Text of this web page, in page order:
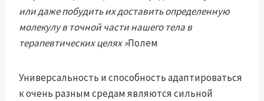
или даже побудить их доставить определенную
молекулу в точной части нашего тела в
терапевтических целях »Полем
Универсальность и способность адаптироваться
к очень разным средам являются сильной